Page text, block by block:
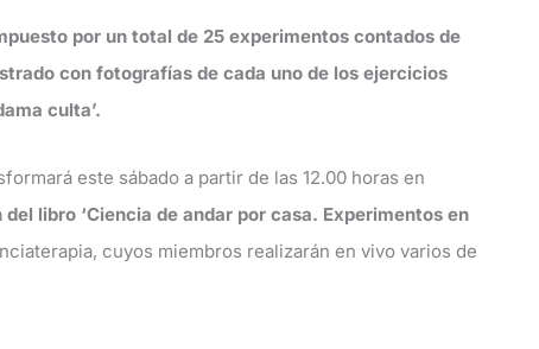
por un total de 25 experimentos contados de
con fotografías de cada uno de los ejercicios
culta’.
este sábado a partir de las 12.00 horas en
libro ‘Ciencia de andar por casa. Experimentos en
cuyos miembros realizarán en vivo varios de